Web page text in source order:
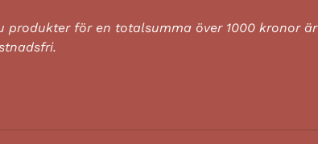
produkter för en totalsumma över 1000 kronor är